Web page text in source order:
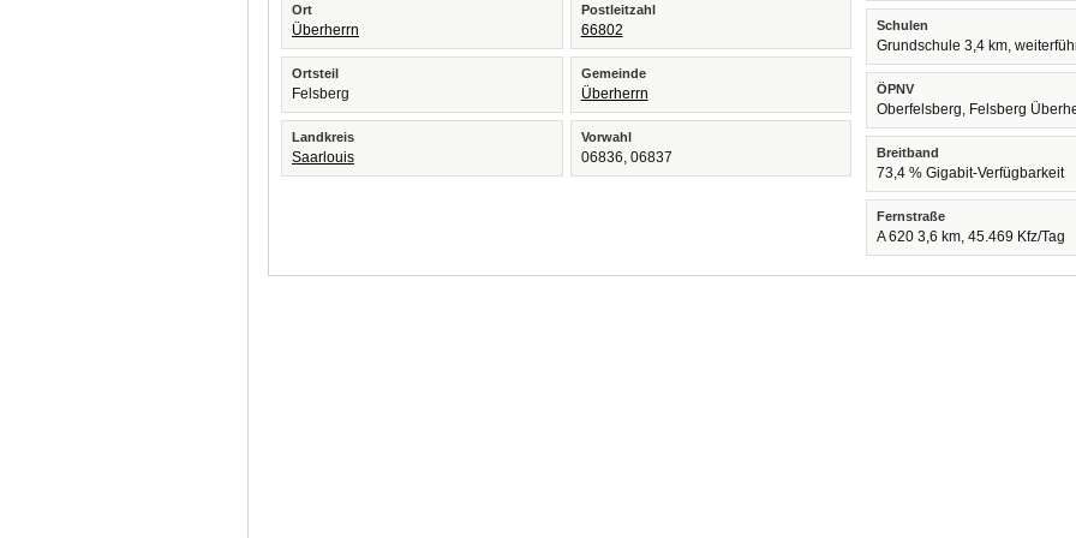
Ort
Überherrn
Postleitzahl
66802
Ortsteil
Felsberg
Gemeinde
Überherrn
Landkreis
Saarlouis
Vorwahl
06836, 06837
Schulen
Grundschule 3,4 km,
ÖPNV
Oberfelsberg, Felsberg
Breitband
73,4 % Gigabit-Verfügbarkeit
Fernstraße
A 620 3,6 km, 45.469 Kfz/Tag